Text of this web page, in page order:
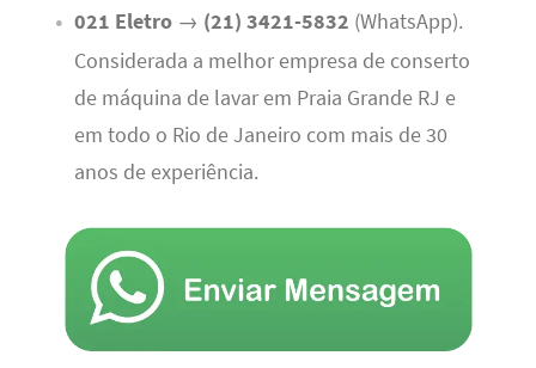
021 Eletro→ (21) 3421-5832 (WhatsApp).
Considerada a melhor empresa de conserto
de máquina de lavar em Praia Grande RJ e
em todo o Rio de Janeiro com mais de 30
anos de experiência.